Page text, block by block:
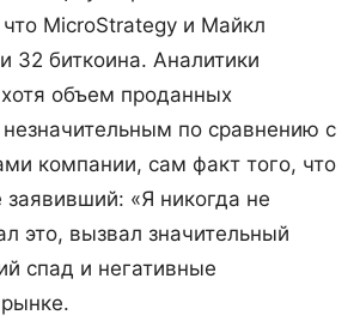
MicroStrategy и Майкл
32 биткоина. Аналитики
объем проданных
по сравнению с
компании, сам факт того, что
заявивший: «Я никогда не
это, вызвал значительный
спад и негативные